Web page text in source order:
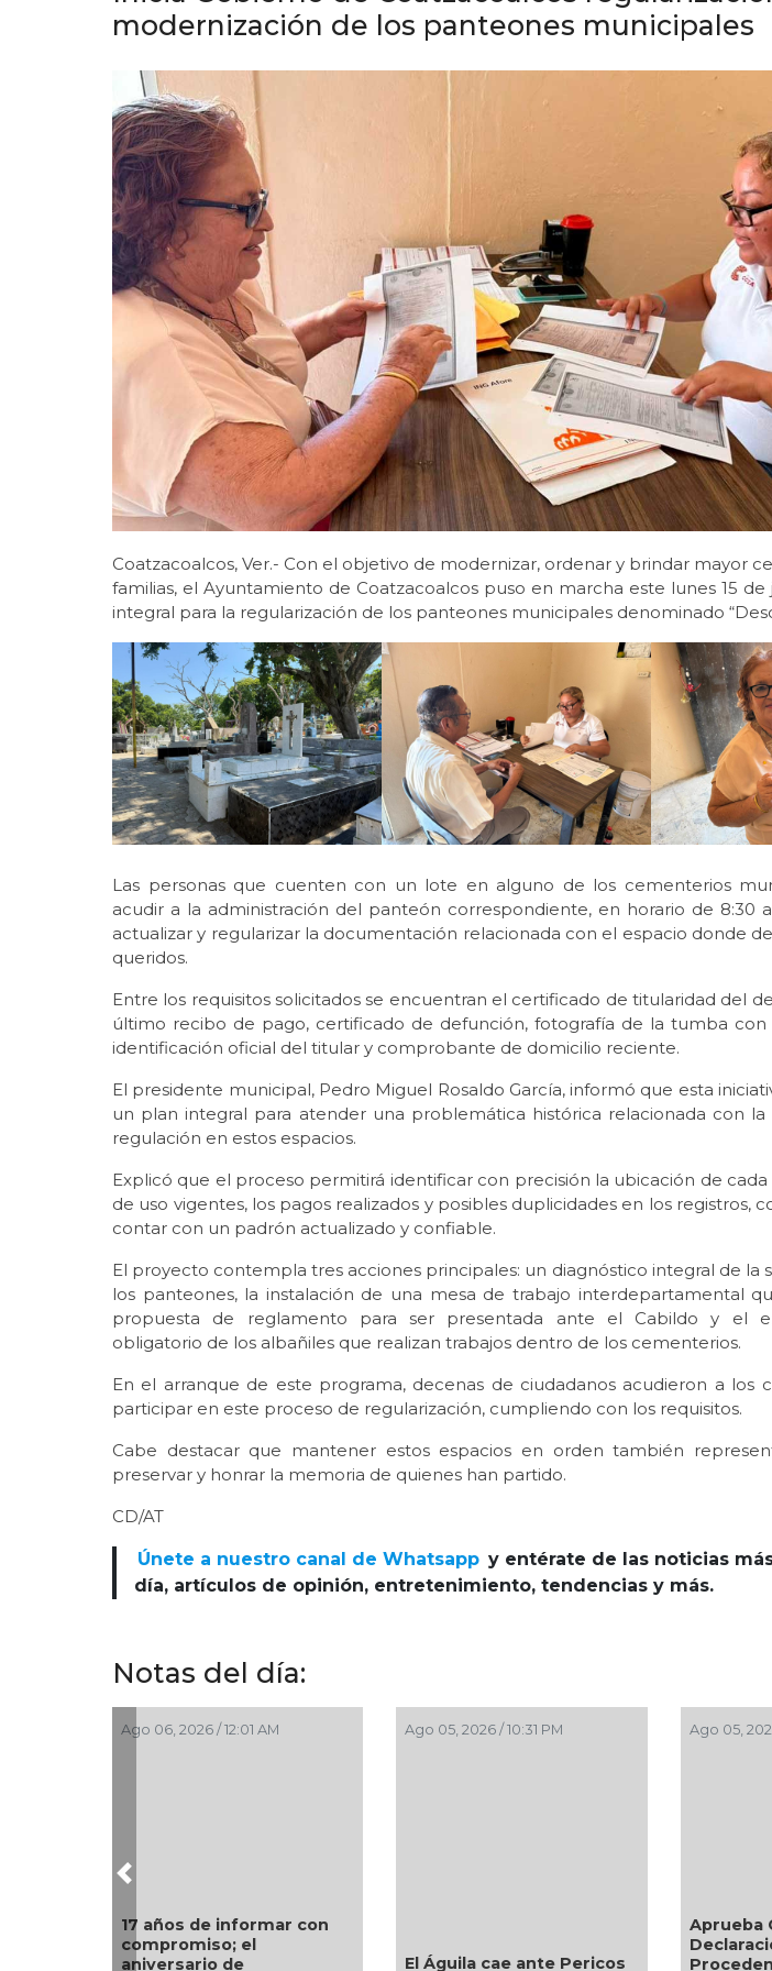
modernización de los panteones municipales
Coatzacoalcos, Ver.- Con el objetivo de modernizar, ordenar y brindar mayor
familias, el Ayuntamiento de Coatzacoalcos puso en marcha este lunes 15
integral para la regularización de los panteones municipales denominado
Las personas que cuenten con un lote en alguno de los cementerios
acudir a la administración del panteón correspondiente, en horario de 8:30 a
actualizar y regularizar la documentación relacionada con el espacio donde
queridos.
Entre los requisitos solicitados se encuentran el certificado de titularidad del
último recibo de pago, certificado de defunción, fotografía de la tumba con
identificación oficial del titular y comprobante de domicilio reciente.
El presidente municipal, Pedro Miguel Rosaldo García, informó que esta
un plan integral para atender una problemática histórica relacionada con
regulación en estos espacios.
Explicó que el proceso permitirá identificar con precisión la ubicación de
de uso vigentes, los pagos realizados y posibles duplicidades en los registros,
contar con un padrón actualizado y confiable.
El proyecto contempla tres acciones principales: un diagnóstico integral de la
los panteones, la instalación de una mesa de trabajo interdepartamental
propuesta de reglamento para ser presentada ante el Cabildo y el
obligatorio de los albañiles que realizan trabajos dentro de los cementerios.
En el arranque de este programa, decenas de ciudadanos acudieron a los
participar en este proceso de regularización, cumpliendo con los requisitos.
Cabe destacar que mantener estos espacios en orden también
preservar y honrar la memoria de quienes han partido.
CD/AT
Únete a nuestro canal de Whatsapp y entérate de las noticias
día, artículos de opinión, entretenimiento, tendencias y más.
Notas del día:
05, 2026 / 10:31 PM
Águila cae ante Pericos
Ago 05, 2026 / 9:00 PM
Aprueba Congreso
Procedencia en contra de
Ago 05, 2026 / 8:18 PM
Quitan fuero a alcalde de
Ixhuatlán del Sureste
Previous